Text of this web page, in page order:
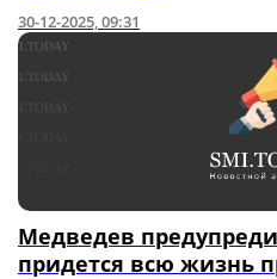
30-12-2025, 09:31
Медведев
придется всю жизнь